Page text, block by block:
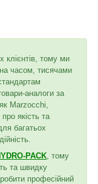
клієнтів, тому ми
часом, тисячами
аналоги за
Marzocchi,
якість та
багатьох
PACK , тому
та швидку
професійний